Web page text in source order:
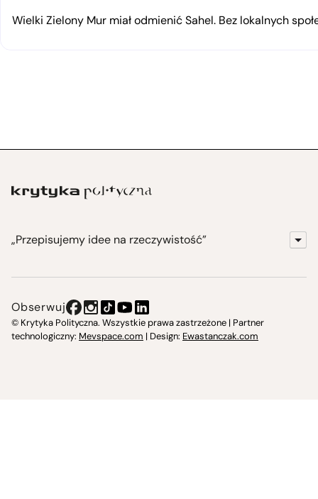
Wielki Zielony Mur miał odmienić Sahel. Bez lokalnych
„Przepisujemy idee na rzeczywistość”
Instytut Krytyki Politycznej
Obserwuj
© Krytyka Polityczna. Wszystkie prawa zastrzeżone | Partner
technologiczny: Mevspace.com | Design: Ewastanczak.com